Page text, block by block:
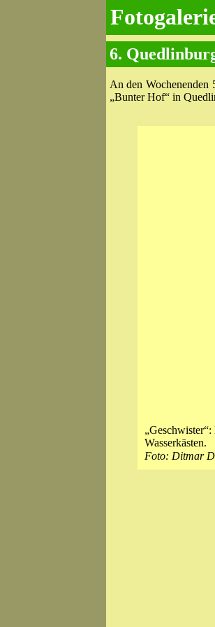
6.
An den Wochenenden
„Bunter Hof“ in
Wasserkästen.
Foto: Ditmar